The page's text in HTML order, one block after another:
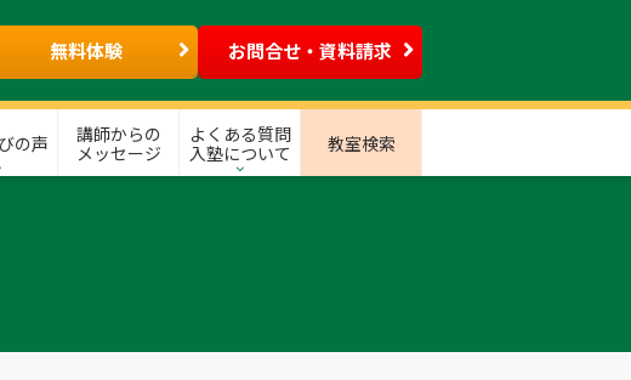
無料体験 お問合せ・資料請求
の声
講師からの
メッセージ
よくある質問
入塾について
教室検索